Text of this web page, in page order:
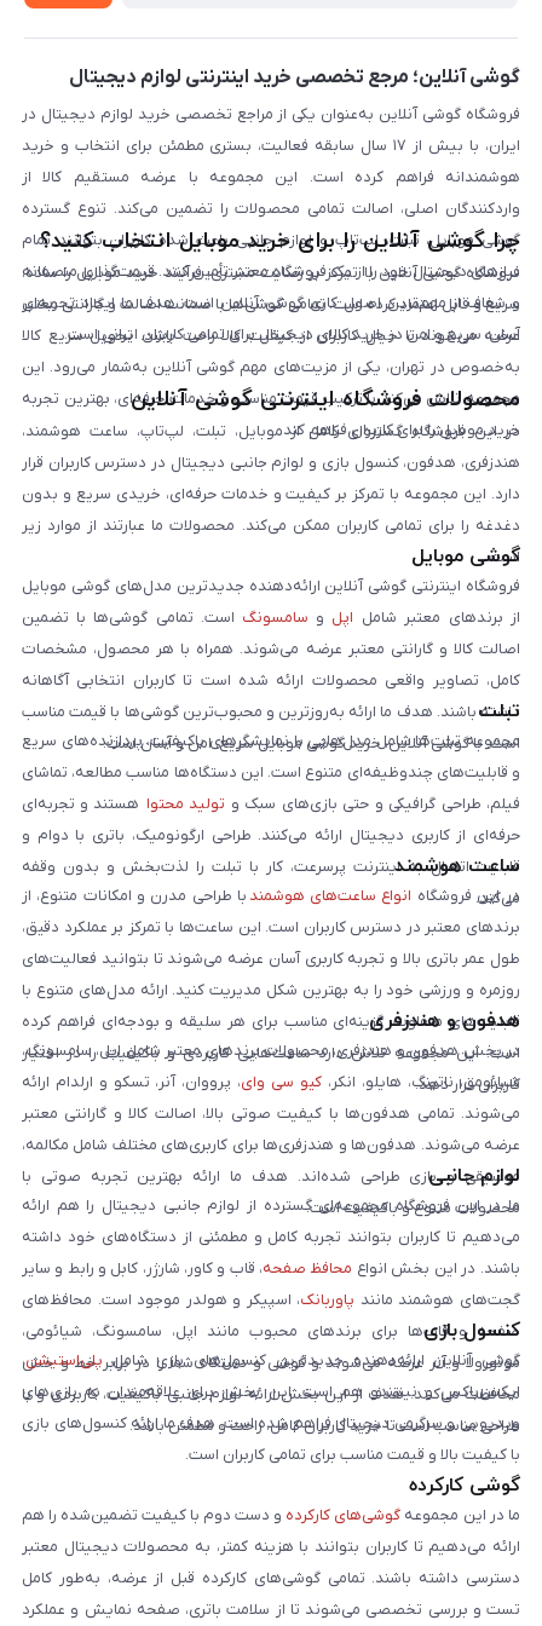
بلاگ
گوشی آنلاین؛ مرجع تخصصی خرید اینترنتی لوازم دیجیتال
فروشگاه گوشی آنلاین به‌عنوان یکی از مراجع تخصصی خرید لوازم دیجیتال در
ایران، با بیش از ۱۷ سال سابقه فعالیت، بستری مطمئن برای انتخاب و خرید
هوشمندانه فراهم کرده است. این مجموعه با عرضه مستقیم کالا از
واردکنندگان اصلی، اصالت تمامی محصولات را تضمین می‌کند. تنوع گسترده
گوشی موبایل، تبلت، لپ‌تاپ و لوازم جانبی باعث شده کاربران بتوانند تمام
نیازهای دیجیتال خود را از یک فروشگاه معتبر تأمین کنند. قیمت‌گذاری منصفانه
و شفاف از مهم‌ترین اصول کاری گوشی آنلاین است. هدف ما ایجاد تجربه‌ای
آسان، سریع و امن در خرید کالای دیجیتال برای تمامی کاربران ایرانی است.
چرا گوشی آنلاین را برای خرید موبایل انتخاب کنید؟
فروشگاه گوشی آنلاین با تمرکز بر رضایت مشتری، فرآیند خرید موبایل را ساده،
سریع و قابل اعتماد کرده است. تمامی گوشی‌ها با ضمانت اصالت و گارانتی معتبر
عرضه می‌شوند تا خیال کاربران از کیفیت کالا راحت باشد. تحویل سریع کالا
به‌خصوص در تهران، یکی از مزیت‌های مهم گوشی آنلاین به‌شمار می‌رود. این
مجموعه تلاش می‌کند با ترکیب قیمت مناسب و خدمات حرفه‌ای، بهترین تجربه
خرید موبایل را برای کاربران فراهم کند.
محصولات فروشگاه اینترنتی گوشی آنلاین
در این فروشگاه گستره‌ای کامل از موبایل، تبلت، لپ‌تاپ، ساعت هوشمند،
هندزفری، هدفون، کنسول بازی و لوازم جانبی دیجیتال در دسترس کاربران قرار
دارد. این مجموعه با تمرکز بر کیفیت و خدمات حرفه‌ای، خریدی سریع و بدون
دغدغه را برای تمامی کاربران ممکن می‌کند. محصولات ما عبارتند از موارد زیر
است:
گوشی موبایل
فروشگاه اینترنتی گوشی آنلاین ارائه‌دهنده جدیدترین مدل‌های گوشی موبایل
از برندهای معتبر شامل اپل و سامسونگ است. تمامی گوشی‌ها با تضمین
اصالت کالا و گارانتی معتبر عرضه می‌شوند. همراه با هر محصول، مشخصات
کامل، تصاویر واقعی محصولات ارائه شده است تا کاربران انتخابی آگاهانه
داشته باشند. هدف ما ارائه به‌روزترین و محبوب‌ترین گوشی‌ها با قیمت مناسب
است. با گوشی آنلاین، خرید گوشی موبایل سریع، امن و آسان است.
تبلت
مجموعه تبلت‌ها شامل مدل‌هایی با نمایشگرهای باکیفیت، پردازنده‌های سریع
و قابلیت‌های چندوظیفه‌ای متنوع است. این دستگاه‌ها مناسب مطالعه، تماشای
فیلم، طراحی گرافیکی و حتی بازی‌های سبک و تولید محتوا هستند و تجربه‌ای
حرفه‌ای از کاربری دیجیتال ارائه می‌کنند. طراحی ارگونومیک، باتری با دوام و
قابلیت اتصال به اینترنت پرسرعت، کار با تبلت را لذت‌بخش و بدون وقفه
می‌کند.
ساعت هوشمند
در این فروشگاه انواع ساعت‌های هوشمند با طراحی مدرن و امکانات متنوع، از
برندهای معتبر در دسترس کاربران است. این ساعت‌ها با تمرکز بر عملکرد دقیق،
طول عمر باتری بالا و تجربه کاربری آسان عرضه می‌شوند تا بتوانید فعالیت‌های
روزمره و ورزشی خود را به بهترین شکل مدیریت کنید. ارائه مدل‌های متنوع با
قابلیت‌های متفاوت، گزینه‌ای مناسب برای هر سلیقه و بودجه‌ای فراهم کرده
است. این مجموعه تلاش دارد ساعت‌هایی کاربردی و باکیفیت را در اختیار
کاربران قرار دهد.
هدفون و هندزفری
در بخش هدفون و هندزفری، محصولات برندهای معتبر شامل اپل، سامسونگ،
شیائومی، ناتینگ، هایلو، انکر، کیو سی وای، پرووان، آنر، تسکو و ارلدام ارائه
می‌شوند. تمامی هدفون‌ها با کیفیت صوتی بالا، اصالت کالا و گارانتی معتبر
عرضه می‌شوند. هدفون‌ها و هندزفری‌ها برای کاربری‌های مختلف شامل مکالمه،
موسیقی و بازی طراحی شده‌اند. هدف ما ارائه بهترین تجربه صوتی با
محصولات متنوع و باکیفیت است.
لوازم جانبی
ما در این فروشگاه مجموعه‌ای گسترده از لوازم جانبی دیجیتال را هم ارائه
می‌دهیم تا کاربران بتوانند تجربه کامل و مطمئنی از دستگاه‌های خود داشته
باشند. در این بخش انواع محافظ صفحه، قاب و کاور، شارژر، کابل و رابط و سایر
گجت‌های هوشمند مانند پاوربانک، اسپیکر و هولدر موجود است. محافظ‌های
صفحه و قاب‌ها برای برندهای محبوب مانند اپل، سامسونگ، شیائومی،
موتورولا و آنر عرضه می‌شوند و گوشی و دستگاه شما را در برابر خط و خش
محافظت می‌کنند. هدف از این بخش ارائه لوازم جانبی باکیفیت، کاربردی و با
طراحی مناسب است تا خرید کاربران کامل، راحت و مطمئن باشد.
کنسول بازی
گوشی آنلاین ارائه‌دهنده جدیدترین کنسول‌های بازی شامل پلی‌استیشن،
ایکس‌باکس و نینتندو هم است. این بخش برای علاقه‌مندان به بازی‌های
ویدیویی و سرگرمی دیجیتال فراهم شده است. هدف ما ارائه کنسول‌های بازی
با کیفیت بالا و قیمت مناسب برای تمامی کاربران است.
گوشی کارکرده
ما در این مجموعه گوشی‌های کارکرده و دست دوم با کیفیت تضمین‌شده را هم
ارائه می‌دهیم تا کاربران بتوانند با هزینه کمتر، به محصولات دیجیتال معتبر
دسترسی داشته باشند. تمامی گوشی‌های کارکرده قبل از عرضه، به‌طور کامل
تست و بررسی تخصصی می‌شوند تا از سلامت باتری، صفحه نمایش و عملکرد